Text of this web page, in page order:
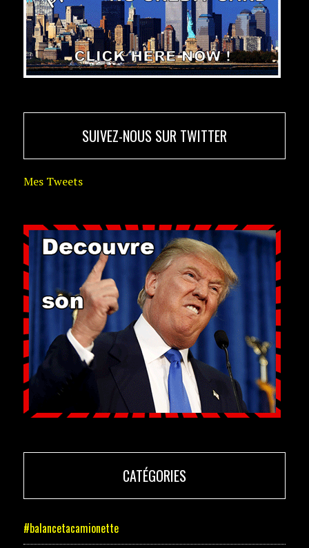
SUIVEZ-NOUS SUR TWITTER
Mes Tweets
CATÉGORIES
#balancetacamionette